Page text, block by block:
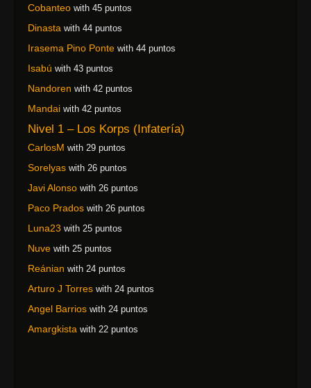
Cobanteo with 45 puntos
Dinasta with 44 puntos
Irasema Pino Ponte with 44 puntos
Isabú with 43 puntos
Nandoren with 42 puntos
Mandai with 42 puntos
Nivel 1 – Los Korps (Infatería)
CarlosM with 29 puntos
Sorelyas with 26 puntos
Javi Alonso with 26 puntos
Paco Prados with 26 puntos
Luna23 with 25 puntos
Nuve with 25 puntos
Reánian with 24 puntos
Arturo J Torres with 24 puntos
Angel Barrios with 24 puntos
Amargkista with 22 puntos